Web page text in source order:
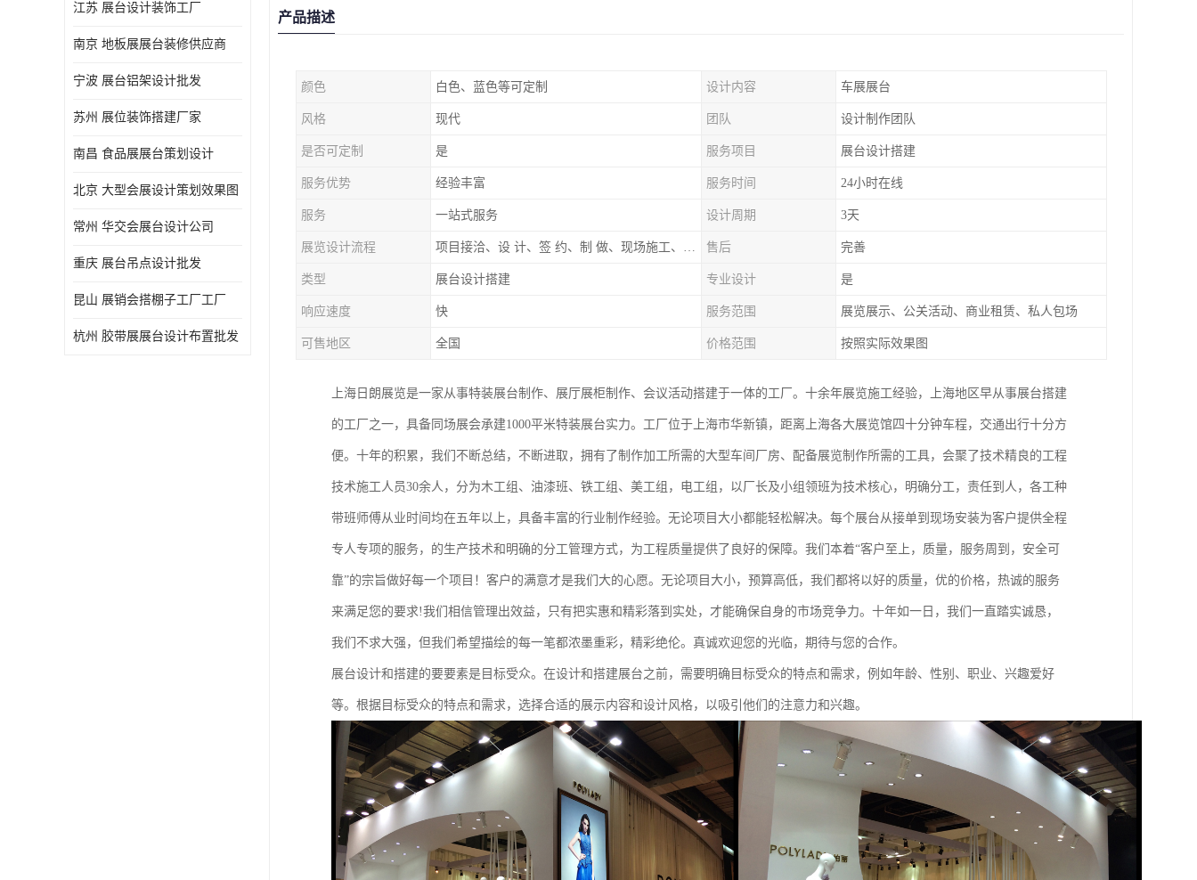
江苏 展台设计装饰工厂
南京 地板展展台装修供应商
宁波 展台铝架设计批发
苏州 展位装饰搭建厂家
南昌 食品展展台策划设计
北京 大型会展设计策划效果图
常州 华交会展台设计公司
重庆 展台吊点设计批发
昆山 展销会搭棚子工厂工厂
杭州 胶带展展台设计布置批发
产品描述
颜色 白色、蓝色等可定制 设计内容 车展展台
风格 现代 团队 设计制作团队
是否可定制 是 服务项目 展台设计搭建
服务优势 经验丰富 服务时间 24小时在线
服务 一站式服务 设计周期 3天
展览设计流程 项目接洽、设 计、签 约、制 做、现场施工、展期服务、后续跟踪 售后 完善
类型 展台设计搭建 专业设计 是
响应速度 快 服务范围 展览展示、公关活动、商业租赁、私人包场
可售地区 全国 价格范围 按照实际效果图
上海日朗展览是一家从事特装展台制作、展厅展柜制作、会议活动搭建于一体的工厂。十余年展览施工经验，上海地区早从事展台搭建
的工厂之一，具备同场展会承建1000平米特装展台实力。工厂位于上海市华新镇，距离上海各大展览馆四十分钟车程，交通出行十分方
便。十年的积累，我们不断总结，不断进取，拥有了制作加工所需的大型车间厂房、配备展览制作所需的工具，会聚了技术精良的工程
技术施工人员30余人，分为木工组、油漆班、铁工组、美工组，电工组，以厂长及小组领班为技术核心，明确分工，责任到人，各工种
带班师傅从业时间均在五年以上，具备丰富的行业制作经验。无论项目大小都能轻松解决。每个展台从接单到现场安装为客户提供全程
专人专项的服务，的生产技术和明确的分工管理方式，为工程质量提供了良好的保障。我们本着“客户至上，质量，服务周到，安全可
靠”的宗旨做好每一个项目！客户的满意才是我们大的心愿。无论项目大小，预算高低，我们都将以好的质量，优的价格，热诚的服务
来满足您的要求!我们相信管理出效益，只有把实惠和精彩落到实处，才能确保自身的市场竞争力。十年如一日，我们一直踏实诚恳，
我们不求大强，但我们希望描绘的每一笔都浓墨重彩，精彩绝伦。真诚欢迎您的光临，期待与您的合作。
展台设计和搭建的要要素是目标受众。在设计和搭建展台之前，需要明确目标受众的特点和需求，例如年龄、性别、职业、兴趣爱好
等。根据目标受众的特点和需求，选择合适的展示内容和设计风格，以吸引他们的注意力和兴趣。